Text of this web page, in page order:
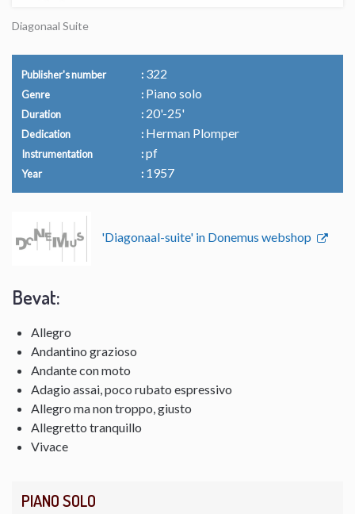
PIANO SOLO
Diagonaal Suite
Publisher's number 322
Genre Piano solo
Duration 20'-25'
Dedication Herman Plomper
Instrumentation pf
Year 1957
'Diagonaal-suite' in Donemus webshop
Bevat:
Allegro
Andantino grazioso
Andante con moto
Adagio assai, poco rubato espressivo
Allegro ma non troppo, giusto
Allegretto tranquillo
Vivace